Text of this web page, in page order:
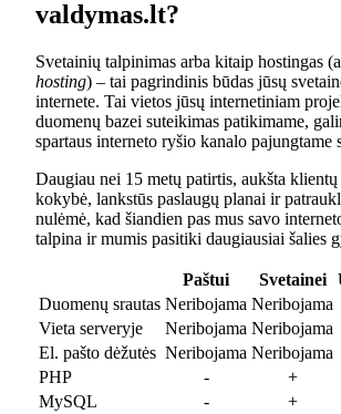
valdymas.lt?
Svetainių talpinimas arba kitaip hostingas
hosting) – tai pagrindinis būdas jūsų
internete. Tai vietos jūsų internetiniam
duomenų bazei suteikimas patikimame,
spartaus interneto ryšio kanalo pajungtame
Daugiau nei 15 metų patirtis, aukšta
kokybė, lankstūs paslaugų planai ir
nulėmė, kad šiandien pas mus savo
talpina ir mumis pasitiki daugiausiai šalies
Paštui Svetainei
Duomenų srautas Neribojama Neribojama
Vieta serveryje
Neribojama Neribojama
El. pašto dėžutės Neribojama Neribojama
PHP
- +
MySQL
- +